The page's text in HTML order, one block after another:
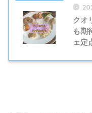
クオ
も期
ェ定